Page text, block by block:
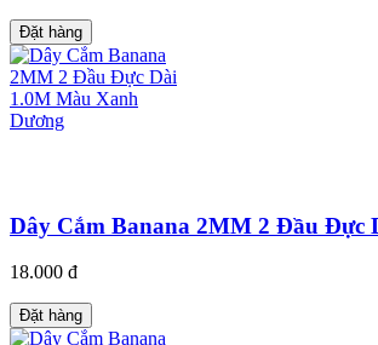
Đặt hàng
Dây Cắm Banana 2MM 2 Đầu Đực
18.000 đ
Đặt hàng